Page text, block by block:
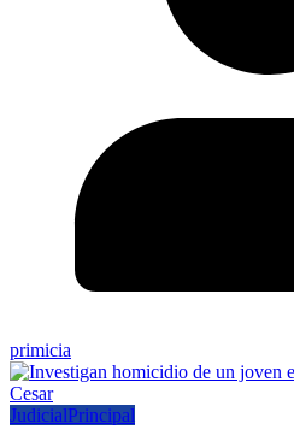
primicia
JudicialPrincipal